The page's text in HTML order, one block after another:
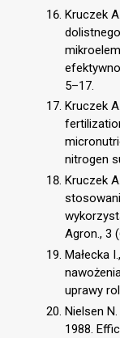
Kruczek
5–17.
Kruczek
nitrogen
Kruczek
Agron., 3
Małecka
uprawy
Nielsen
1988.